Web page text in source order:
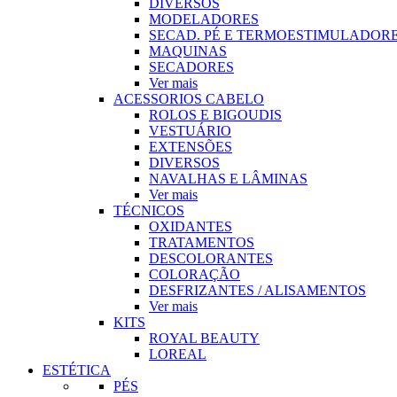
MODELADORES
SECAD. PÉ E
MAQUINAS
SECADORES
Ver mais
ACESSORIOS CABELO
ROLOS E BIGOUDIS
VESTUÁRIO
EXTENSÕES
DIVERSOS
NAVALHAS E LÂMINAS
Ver mais
TÉCNICOS
OXIDANTES
TRATAMENTOS
DESCOLORANTES
COLORAÇÃO
DESFRIZANTES / ALISAMENTOS
Ver mais
KITS
ROYAL BEAUTY
LOREAL
ESTÉTICA
PÉS